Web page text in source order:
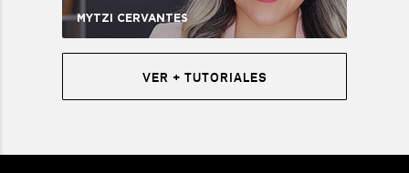
MYTZI CERVANTES
VER + TUTORIALES